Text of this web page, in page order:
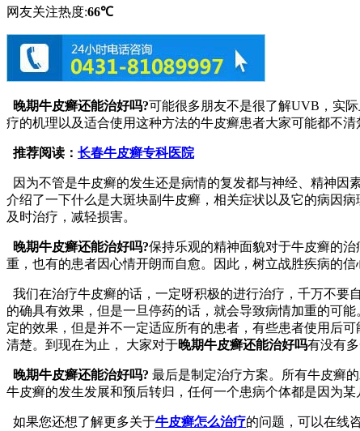
网友关注热度:66℃
晚期牛皮癣还能治好吗?可能很多朋友不是很了解UVB，实
疗的机理以及适合使用这种方法的牛皮癣患者大家可能都不清
推荐阅读： 长春牛皮癣专科医院
因为不管是牛皮癣的发生还是病情的复发都与神经、精神
介绍了一下什么是大斑块副牛皮癣，相关症状以及它的病因
及时治疗，减轻损害。
晚期牛皮癣还能治好吗?保持乐观的精神面貌对于牛皮癣的
重，也有的患者因心情开朗而自愈。因此，树立战胜疾病的
我们在治疗牛皮癣的话，一定呀积极的进行治疗，千万不要
的确具有效果，但是一旦停药的话，就会导致病情加重的可
定的效果，但是并不一定适应所有的患者，有些患者使用后
清楚。到现在为止， 大家对于晚期牛皮癣还能治好吗有没有
晚期牛皮癣还能治好吗? 最后是制定治疗方案。所有牛皮癣
牛皮癣的发生发展和预后转归，任何一个患病个体都是因为
如果您还想了解更多关于牛皮癣怎么治疗的问题，可以在线